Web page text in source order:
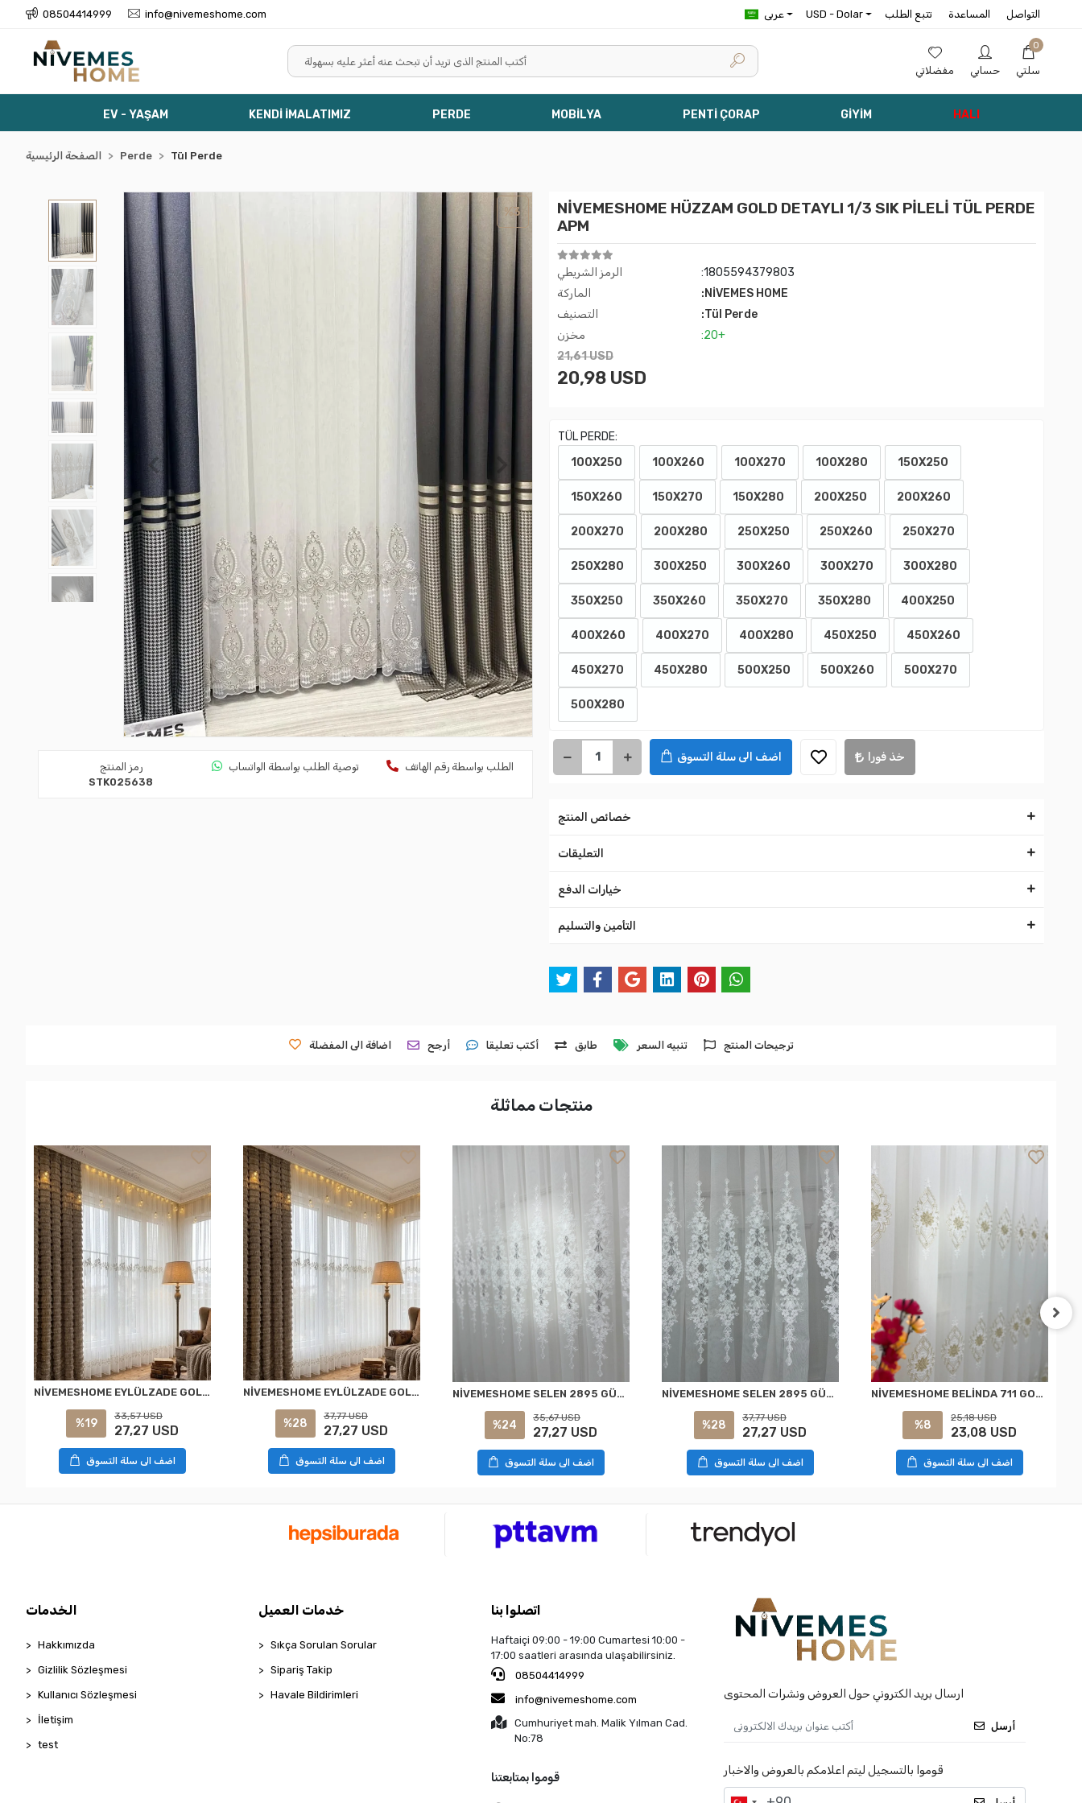
08504414999 info@nivemeshome.com عربى USD - Dolar تتبع الطلب المساعدة التواصل
مفضلاتي حسابي
0
سلتي
EV - YAŞAM KENDİ İMALATIMIZ PERDE MOBİLYA PENTİ ÇORAP GİYİM HALI
الصفحة الرئيسية Perde Tül Perde
%3
رمز المنتج
STK025638
توصية الطلب بواسطة الواتساب الطلب بواسطة رقم الهاتف
NİVEMESHOME HÜZZAM GOLD DETAYLI 1/3 SIK PİLELİ TÜL PERDE
APM
الرمز الشريطي
:1805594379803
الماركة
:NİVEMES HOME
التصنيف
:Tül Perde
مخزن
:20+
21,61 USD
20,98 USD
TÜL PERDE:
100X250
100X260 100X270 100X280 150X250
150X260 150X270 150X280 200X250 200X260
200X270 200X280 250X250 250X260 250X270
250X280 300X250 300X260 300X270 300X280
350X250 350X260 350X270 350X280 400X250
400X260 400X270 400X280 450X250 450X260
450X270 450X280 500X250 500X260 500X270
500X280
اضف الى سلة التسوق خذ فورا
خصائص المنتج
التعليقات
خيارات الدفع
التأمين والتسليم
اضافة الى المفضلة أرجح أكتب تعليقا طابق تنبيه السعر ترجيحات المنتج
منتجات مماثلة
NİVEMESHOME EYLÜLZADE GOLD DETAY 1/2,5 PİLELİ TÜL PERDE APM
%19
33,57 USD
27,27 USD
اضف الى سلة التسوق
NİVEMESHOME EYLÜLZADE GOLD DETAY 1/3 PİLELİ TÜL PERDE APM
%28
37,77 USD
27,27 USD
اضف الى سلة التسوق
NİVEMESHOME SELEN 2895 GÜMÜŞ 1/2,5 PİLELİ TÜL PERDE APM
%24
35,67 USD
27,27 USD
اضف الى سلة التسوق
NİVEMESHOME SELEN 2895 GÜMÜŞ 1/3 PİLELİ TÜL PERDE APM
%28
37,77 USD
27,27 USD
اضف الى سلة التسوق
NİVEMESHOME BELİNDA 711 GOLD 1/2,5 PİLELİ TÜL PERDE APM
%8
25,18 USD
23,08 USD
اضف الى سلة التسوق
الخدمات
Hakkımızda
Gizlilik Sözleşmesi
Kullanıcı Sözleşmesi
İletişim
test
خدمات العميل
Sıkça Sorulan Sorular
Sipariş Takip
Havale Bildirimleri
اتصلوا بنا
Haftaiçi 09:00 - 19:00 Cumartesi 10:00 -
17:00 saatleri arasında ulaşabilirsiniz.
08504414999
info@nivemeshome.com
Cumhuriyet mah. Malik Yılman Cad.
No:78
قوموا بمتابعتنا
ارسال بريد الكتروني حول العروض ونشرات المحتوى
أرسل
قوموا بالتسجيل ليتم اعلامكم بالعروض والاخبار